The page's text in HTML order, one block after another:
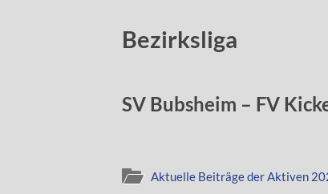
Bezirksliga
SV Bubsheim – FV
Aktuelle Beiträge der Aktiven